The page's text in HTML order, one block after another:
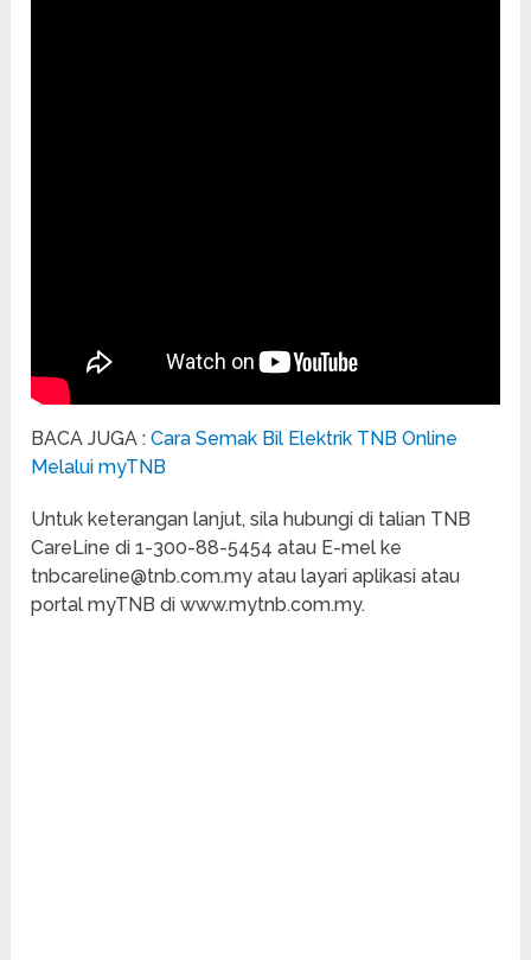
BACA JUGA :Cara Semak Bil Elektrik TNB Online
Melalui myTNB
Untuk keterangan lanjut, sila hubungi di talian TNB
CareLine di 1-300-88-5454 atau E-mel ke
tnbcareline@tnb.com.my atau layari aplikasi atau
portal myTNB di www.mytnb.com.my.